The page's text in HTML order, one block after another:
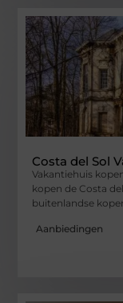
Costa del Sol
Vakantiehuis
kopen de Costa
buitenlandse
Aanbiedingen